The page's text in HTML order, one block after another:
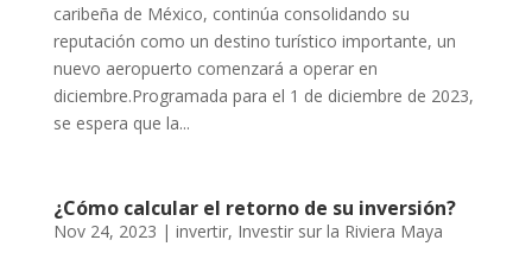
caribeña de México, continúa consolidando su
reputación como un destino turístico importante, un
nuevo aeropuerto comenzará a operar en
diciembre.Programada para el 1 de diciembre de 2023,
se espera que la...
¿Cómo calcular el retorno de su inversión?
Nov 24, 2023 | invertir, Investir sur la Riviera Maya